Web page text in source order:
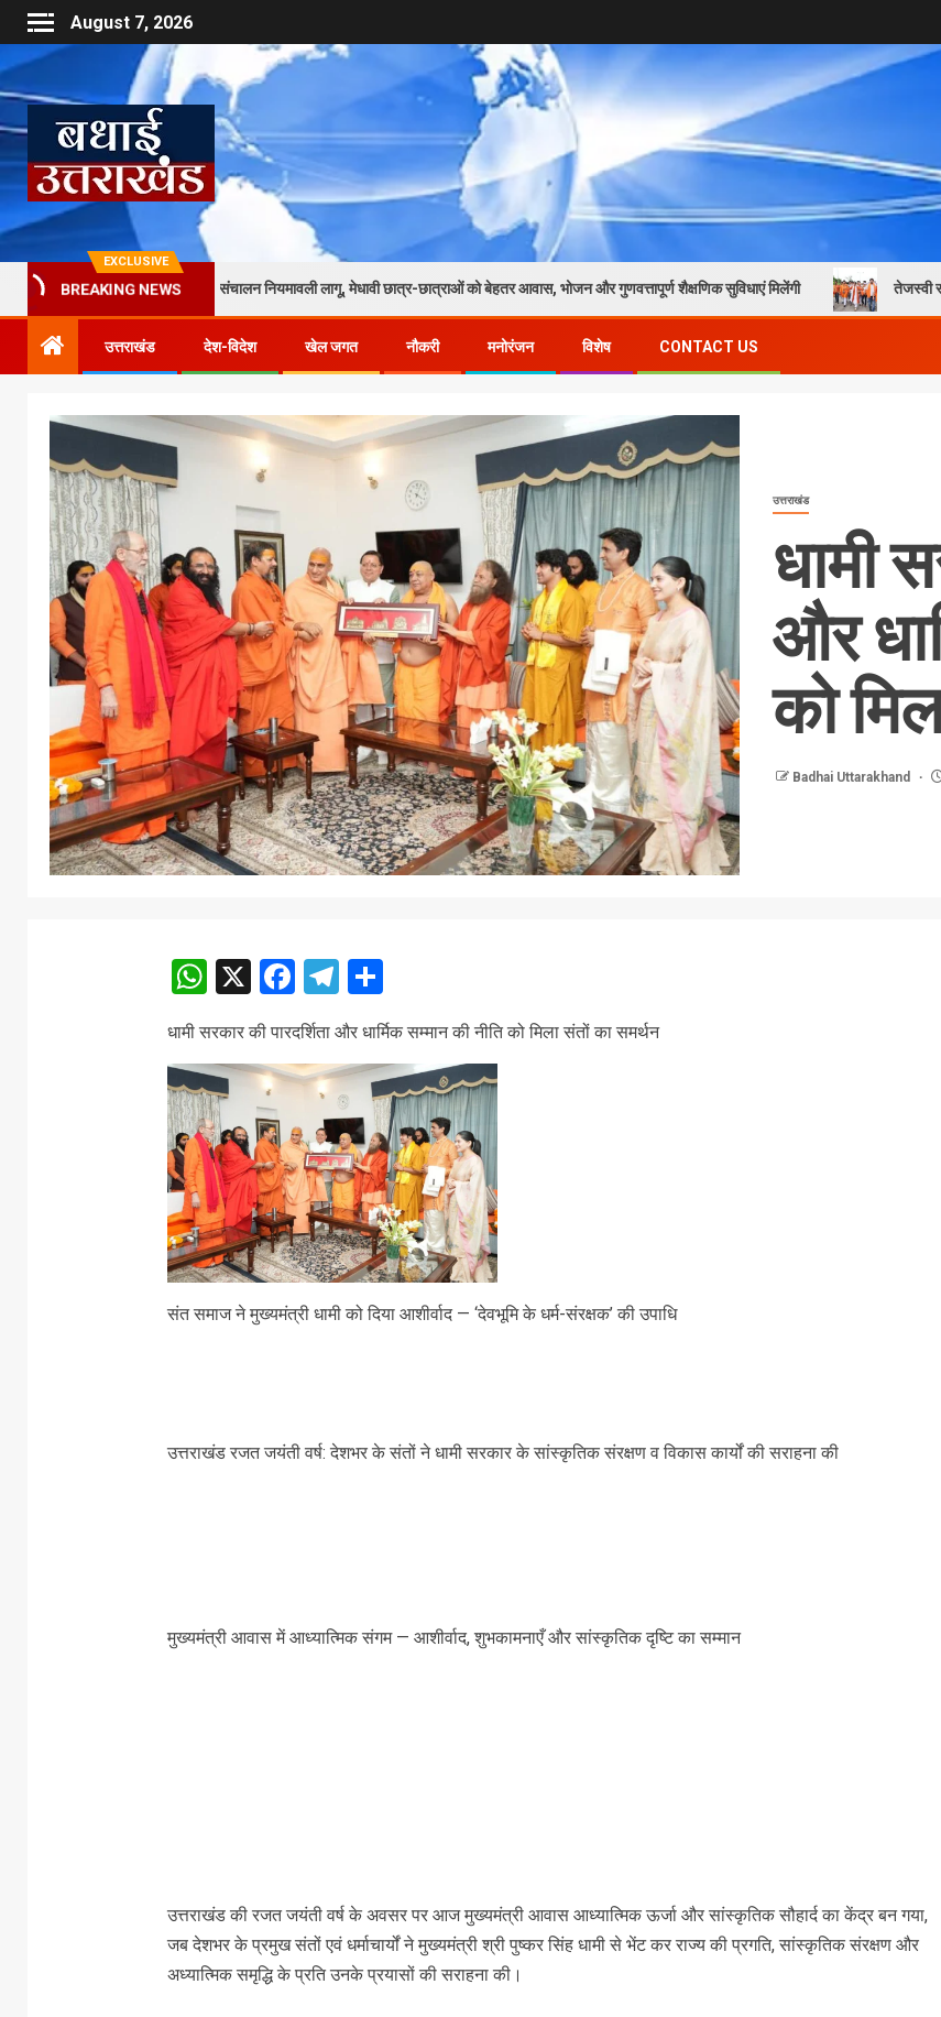
August 7, 2026
EXCLUSIVE
BREAKING NEWS
के लिए नई संचालन नियमावली लागू, मेधावी छात्र-छात्राओं को बेहतर आवास, भोजन और गुणवत्तापूर्ण शैक्षणिक सुविधाएं मिलेंगी तेजस्वी सूर्या और नेहा
उत्तराखंड देश-विदेश खेल जगत नौकरी मनोरंजन विशेष CONTACT US
उत्तराखंड
धामी
और
को
Badhai Uttarakhand
WhatsApp
X Facebook
Telegram
Share
धामी सरकार की पारदर्शिता और धार्मिक सम्मान की नीति को मिला संतों का समर्थन
संत समाज ने मुख्यमंत्री धामी को दिया आशीर्वाद — ‘देवभूमि के धर्म-संरक्षक’ की उपाधि
उत्तराखंड रजत जयंती वर्ष: देशभर के संतों ने धामी सरकार के सांस्कृतिक संरक्षण व विकास कार्यों की सराहना की
मुख्यमंत्री आवास में आध्यात्मिक संगम — आशीर्वाद, शुभकामनाएँ और सांस्कृतिक दृष्टि का सम्मान
उत्तराखंड की रजत जयंती वर्ष के अवसर पर आज मुख्यमंत्री आवास आध्यात्मिक ऊर्जा और सांस्कृतिक सौहार्द का केंद्र बन गया,
जब देशभर के प्रमुख संतों एवं धर्माचार्यों ने मुख्यमंत्री श्री पुष्कर सिंह धामी से भेंट कर राज्य की प्रगति, सांस्कृतिक संरक्षण और
अध्यात्मिक समृद्धि के प्रति उनके प्रयासों की सराहना की।